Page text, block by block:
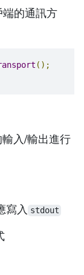
的通訊方
();
入/輸出進行
寫入 stdout